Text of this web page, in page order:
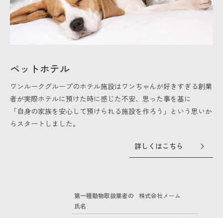
ペットホテル
ワンルークグループのホテル施設はワンちゃんが好きすぎる創業
者が実際ホテルに預けた時に感じた不安、思った事を基に
「自身の家族を安心して預けられる施設を作ろう」という思いか
らスタートしました。
詳しくはこちら
第一種動物取扱業者の
氏名
株式会社メーム